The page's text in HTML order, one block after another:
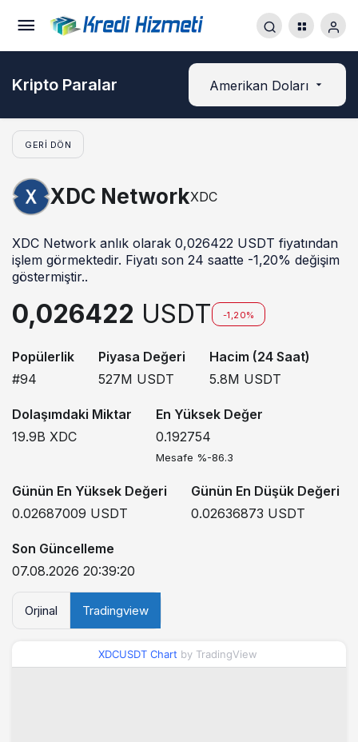
Kripto Paralar Amerikan Doları
GERI DÖN
XDC NetworkXDC
XDC Network anlık olarak 0,026422 USDT fiyatından
işlem görmektedir. Fiyatı son 24 saatte -1,20% değişim
göstermiştir..
0,026422 USDT -1,20%
Popülerlik
#94
Piyasa Değeri
527M USDT
Hacim (24 Saat)
5.8M USDT
Dolaşımdaki Miktar
19.9B XDC
En Yüksek Değer
0.192754
Mesafe %-86.3
Günün En Yüksek Değeri
0.02687009 USDT
Günün En Düşük Değeri
0.02636873 USDT
Son Güncelleme
07.08.2026 20:39:20
Orjinal Tradingview
XDCUSDT Chart by TradingView